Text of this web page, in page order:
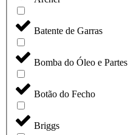
Batente de Garras
Bomba do Óleo e Partes
Botão do Fecho
Briggs